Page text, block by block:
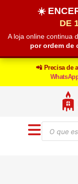
☀️
DE
A loja online continua
por ordem de
📲 Precisa de